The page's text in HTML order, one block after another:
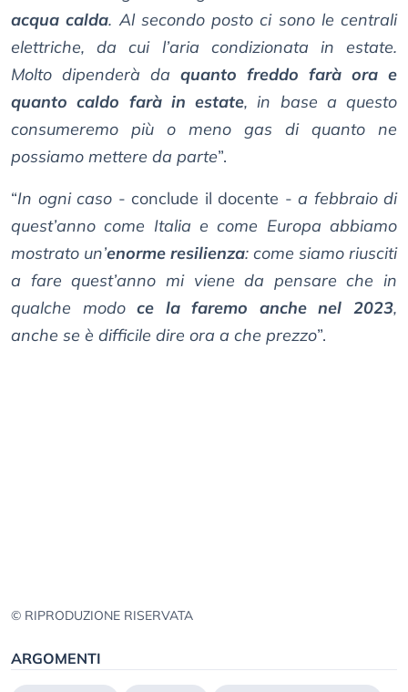
acqua calda. Al secondo posto ci sono le centrali
elettriche, da cui l’aria condizionata in estate.
Molto dipenderà da quanto freddo farà ora e
quanto caldo farà in estate, in base a questo
consumeremo più o meno gas di quanto ne
possiamo mettere da parte”.
“In ogni caso - conclude il docente - a febbraio di
quest’anno come Italia e come Europa abbiamo
mostrato un’enorme resilienza: come siamo riusciti
a fare quest’anno mi viene da pensare che in
qualche modoce la faremo anche nel 2023,
anche se è difficile dire ora a che prezzo”.
© RIPRODUZIONE RISERVATA
ARGOMENTI